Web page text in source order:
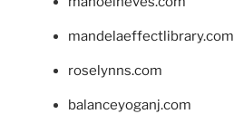
mandelaeffectlibrary.com
roselynns.com
balanceyoganj.com